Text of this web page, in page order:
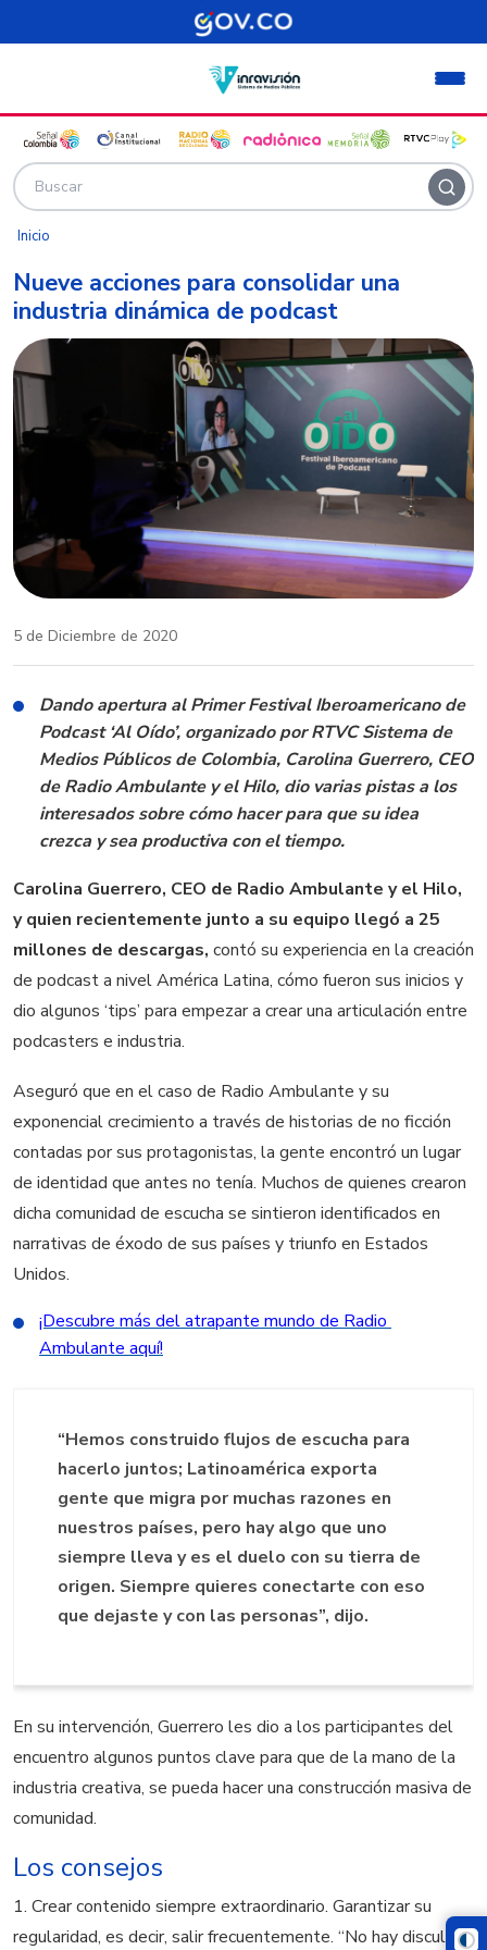
Pasar al contenido principal
Inicio
Nueve acciones para consolidar una
industria dinámica de podcast
5 de Diciembre de 2020
Dando apertura alPrimer Festival Iberoamericano de
Podcast‘Al Oído’, organizado por RTVC Sistema de
Medios Públicos de Colombia, Carolina Guerrero, CEO
de Radio Ambulante y el Hilo, dio varias pistasa los
interesados sobre cómo hacer para que su idea
crezca y sea productiva con el tiempo.
Carolina Guerrero, CEO de Radio Ambulante y el Hilo,
y quien recientemente junto a su equipo llegó a 25
millones de descargas, contó su experiencia en la creación
de podcasta nivel América Latina, cómo fueron sus inicios y
dio algunos ‘tips’ para empezar a crear una articulación entre
podcasters e industria.
Aseguró que en el caso de Radio Ambulante y su
exponencial crecimiento a través de historias de no ficción
contadas por sus protagonistas, la gente encontró un lugar
de identidad que antes no tenía. Muchos de quienes crearon
dicha comunidad de escucha se sintieron identificados en
narrativas de éxodo de sus países y triunfo en Estados
Unidos.
¡Descubre más del atrapante mundo de Radio
Ambulante aquí!
“Hemos construido flujos de escucha para
hacerlo juntos; Latinoamérica exporta
gente que migra por muchas razones en
nuestros países, pero hay algo que uno
siempre lleva y es el duelo con su tierra de
origen. Siempre quieres conectarte con eso
que dejaste y con las personas”, dijo.
En su intervención, Guerrero les dio a los participantes del
encuentro algunos puntos clave para que de la mano de la
industria creativa, se pueda hacer una construcción masiva de
comunidad.
Los consejos
1. Crear contenido siempre extraordinario. Garantizar su
regularidad, es decir, salir frecuentemente. “No hay disculpa